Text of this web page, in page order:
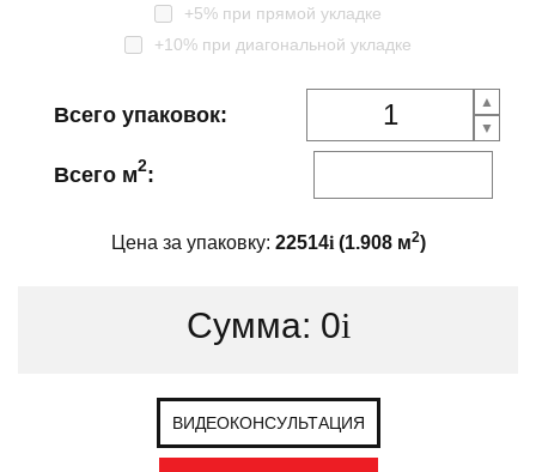
+5% при прямой укладке
+10% при диагональной укладке
Всего упаковок:
Всего м2:
Цена за упаковку: 22514i(1.908м2)
Сумма: 0i
ВИДЕОКОНСУЛЬТАЦИЯ